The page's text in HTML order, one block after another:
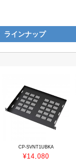
ラインナップ
CP-SVNT1UBKA
¥14,080